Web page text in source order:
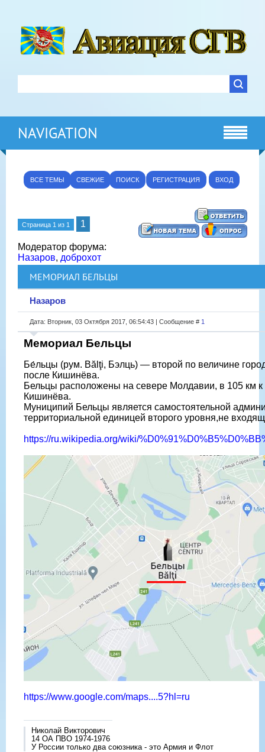
NAVIGATION
ВСЕ ТЕМЫ СВЕЖИЕ ПОИСК РЕГИСТРАЦИЯ ВХОД
Страница 1 из 1 1
Модератор форума:
Назаров, доброхот
МЕМОРИАЛ БЕЛЬЦЫ
Назаров
Дата: Вторник, 03 Октября 2017, 06:54:43 | Сообщение # 1
Мемориал Бельцы
Бе́льцы (рум. Bălţi, Бэлць) — второй по величине
после Кишинёва.
Бельцы расположены на севере Молдавии, в 105 км к
Кишинёва.
Муниципий Бельцы является самостоятельной
территориальной единицей второго уровня,не
https://ru.wikipedia.org/wiki/
https://www.google.com/maps....5?hl=ru
Николай Викторович
14 ОА ПВО 1974-1976
У России только два союзника - это Армия и Флот